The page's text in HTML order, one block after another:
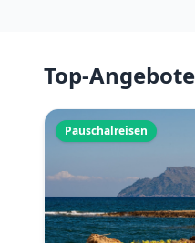
Top-
Pauschalreisen